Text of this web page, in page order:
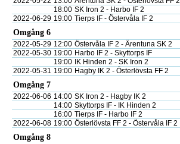
18:00 SK Iron 2 - Harbo IF 2
2022-06-29 19:00 Tierps IF - Östervåla IF 2
Omgång 6
2022-05-29 12:00 Östervåla IF 2 - Ärentuna SK 2
2022-05-30 19:00 Harbo IF 2 - Skyttorps IF
19:00
IK Hinden 2 - SK Iron 2
2022-05-31 19:00 Hagby IK 2 - Österlövsta FF 2
Omgång 7
2022-06-06 14:00 SK Iron 2 - Hagby IK 2
14:00 Skyttorps IF - IK Hinden 2
16:00 Tierps IF - Harbo IF 2
2022-06-08 19:00 Österlövsta FF 2 - Östervåla IF 2
Omgång 8